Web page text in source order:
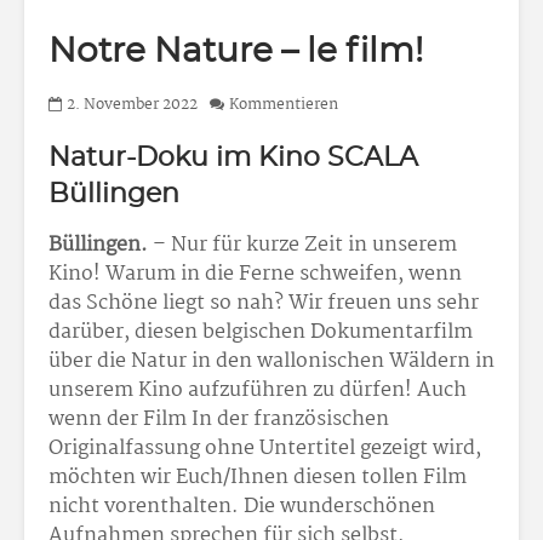
Notre Nature – le film!
2. November 2022 Kommentieren
Natur-Doku im Kino SCALA
Büllingen
Büllingen. – Nur für kurze Zeit in unserem
Kino! Warum in die Ferne schweifen, wenn
das Schöne liegt so nah? Wir freuen uns sehr
darüber, diesen belgischen Dokumentarfilm
über die Natur in den wallonischen Wäldern in
unserem Kino aufzuführen zu dürfen! Auch
wenn der Film In der französischen
Originalfassung ohne Untertitel gezeigt wird,
möchten wir Euch/Ihnen diesen tollen Film
nicht vorenthalten. Die wunderschönen